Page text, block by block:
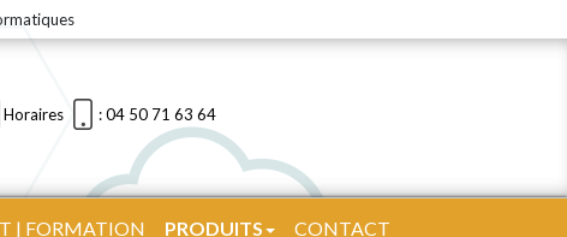
Horaires : 04 50 71 63 64
| FORMATION PRODUITS CONTACT